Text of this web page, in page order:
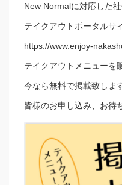
New Normalに対応した社
テイクアウトポータルサ
https://www.enjoy-
テイクアウトメニュー
今なら無料で掲載致しま
皆様のお申し込み、お待